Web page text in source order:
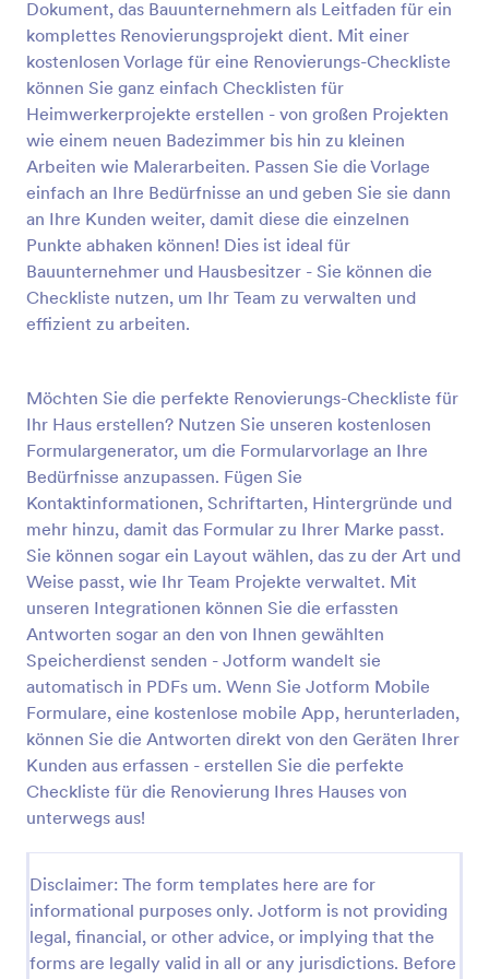
Dokument, das Bauunternehmern als Leitfaden für ein
komplettes Renovierungsprojekt dient. Mit einer
kostenlosen Vorlage für eine Renovierungs-Checkliste
können Sie ganz einfach Checklisten für
Heimwerkerprojekte erstellen - von großen Projekten
wie einem neuen Badezimmer bis hin zu kleinen
Arbeiten wie Malerarbeiten. Passen Sie die Vorlage
einfach an Ihre Bedürfnisse an und geben Sie sie dann
an Ihre Kunden weiter, damit diese die einzelnen
Punkte abhaken können! Dies ist ideal für
Bauunternehmer und Hausbesitzer - Sie können die
Checkliste nutzen, um Ihr Team zu verwalten und
effizient zu arbeiten.
Möchten Sie die perfekte Renovierungs-Checkliste für
Ihr Haus erstellen? Nutzen Sie unseren kostenlosen
Formulargenerator, um die Formularvorlage an Ihre
Bedürfnisse anzupassen. Fügen Sie
Kontaktinformationen, Schriftarten, Hintergründe und
mehr hinzu, damit das Formular zu Ihrer Marke passt.
Sie können sogar ein Layout wählen, das zu der Art und
Weise passt, wie Ihr Team Projekte verwaltet. Mit
unseren Integrationen können Sie die erfassten
Antworten sogar an den von Ihnen gewählten
Speicherdienst senden - Jotform wandelt sie
automatisch in PDFs um. Wenn Sie Jotform Mobile
Formulare, eine kostenlose mobile App, herunterladen,
können Sie die Antworten direkt von den Geräten Ihrer
Kunden aus erfassen - erstellen Sie die perfekte
Checkliste für die Renovierung Ihres Hauses von
unterwegs aus!
Disclaimer: The form templates here are for
informational purposes only. Jotform is not providing
legal, financial, or other advice, or implying that the
forms are legally valid in all or any jurisdictions. Before
dem Datum der Inspektion, dem Namen des
Prüfers, dem Namen und den Kontaktdaten des
Kunden, dem Gebäudetyp und dem Dachtyp
fragen. Das Formular enthält außerdem eine Reihe
von Checklisten, die den Status und den Zustand
des Daches, der Decke, der Außen- und
Innenwandflächen ermitteln. Das Formular fragt
nach Wasserlecks, Rissen, Flecken, Löchern und
Verformungen im Dach. Diese Formularvorlage
verwendet das Signatur-Tool, um die digitale
Unterschrift des Prüfers zu erfassen. Sie können
diese Formularvorlage weiter anpassen, indem Sie
das Farbthema, das Schriftformat und das Layout
ändern und über den Formulargenerator weitere
Felder hinzufügen.
Vorschau
Checkliste Für Hausrenovierungen
Eine Checkliste für Hausrenovierungen ist ein
Dokument, das Bauunternehmern als Leitfaden für
ein komplettes Renovierungsprojekt dient. Mit einer
kostenlosen Vorlage für eine Renovierungs-
Checkliste können Sie ganz einfach Checklisten für
Heimwerkerprojekte erstellen - von großen
Projekten wie einem neuen Badezimmer bis hin zu
kleinen Arbeiten wie Malerarbeiten. Passen Sie die
Vorlage einfach an Ihre Bedürfnisse an und geben
Sie sie dann an Ihre Kunden weiter, damit diese die
einzelnen Punkte abhaken können! Dies ist ideal für
Bauunternehmer und Hausbesitzer - Sie können die
Checkliste nutzen, um Ihr Team zu verwalten und
effizient zu arbeiten. Möchten Sie die perfekte
Renovierungs-Checkliste für Ihr Haus erstellen?
Nutzen Sie unseren kostenlosen Formulargenerator,
um die Formularvorlage an Ihre Bedürfnisse
anzupassen. Fügen Sie Kontaktinformationen,
Go to Category:
Formulare für Hausinspektionen
Vorlage verwenden
Vorschau